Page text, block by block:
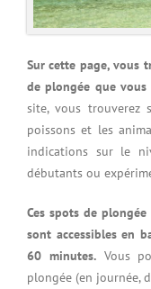
Sur cette page, vous
de plongée que
site, vous trouverez
poissons et les
indications sur le
débutants ou
Ces spots de
sont accessibles en
60 minutes.Vous
plongée (en journée,